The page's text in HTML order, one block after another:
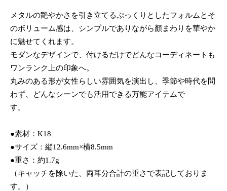
メタルの艶やかさを引き立てるぷっくりとしたフォルムとそ
のボリューム感は、シンプルでありながら顏まわりを華やか
に魅せてくれます。
モダンなデザインで、付けるだけでどんなコーディネートも
ワンランク上の印象へ。
丸みのある形が女性らしい雰囲気を演出し、季節や時代を問
わず、どんなシーンでも活用できる万能アイテムで
す。
●素材：K18
●サイズ：縦12.6mm×横8.5mm
●重さ：約1.7g
（キャッチを除いた、両耳分合計の重さで表記しておりま
す。）